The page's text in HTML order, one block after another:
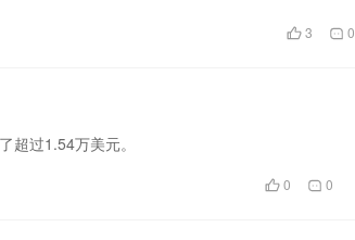
3 0
超过1.54万美元。
0 0